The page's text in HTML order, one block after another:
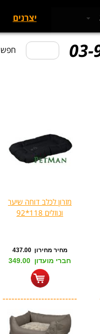
יצרנים
חפש 03-
מזרון לכלב דוחה שיער
ונוזלים 118*92
מחיר מחירון 437.00
חברי מועדון 349.00
-------------------------